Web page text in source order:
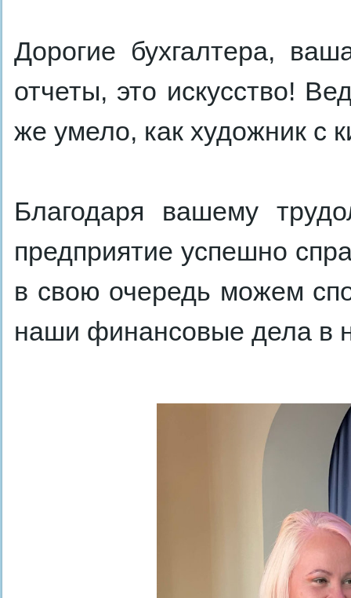
Дорогие бухгалтера,
отчеты, это искусство!
же умело, как художник с
Благодаря вашему
предприятие успешно
в свою очередь можем
наши финансовые дела в